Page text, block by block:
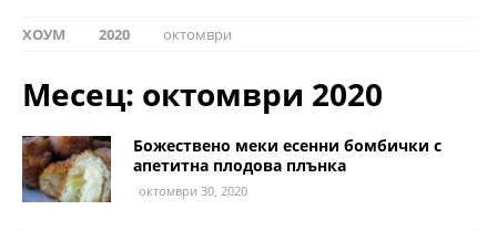
ХОУМ 2020 октомври
Месец: октомври 2020
Божествено меки есенни бомбички с
апетитна плодова плънка
октомври 30, 2020